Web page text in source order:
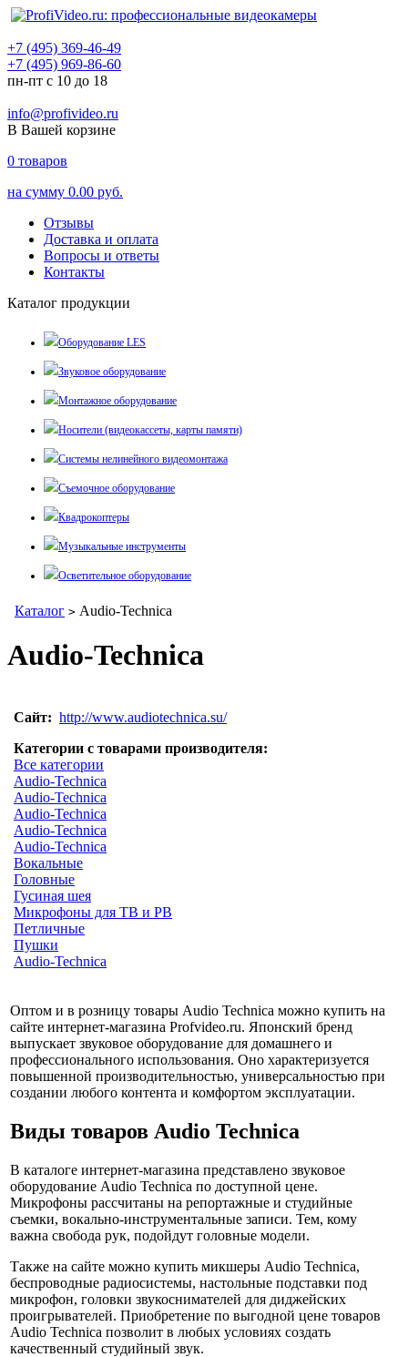
+7 (495) 369-46-49
+7 (495) 969-86-60
пн-пт с 10 до 18
info@profivideo.ru
В Вашей корзине
0 товаров
на сумму 0.00 руб.
Отзывы
Доставка и оплата
Вопросы и ответы
Контакты
Каталог продукции
Оборудование LES
Звуковое оборудование
Монтажное оборудование
Носители (видеокассеты, карты памяти)
Системы нелинейного видеомонтажа
Съемочное оборудование
Квадрокоптеры
Музыкальные инструменты
Осветительное оборудование
Каталог > Audio-Technica
Audio-Technica
Сайт: http://www.audiotechnica.su/
Категории с товарами производителя:
Все категории
Audio-Technica
Audio-Technica
Audio-Technica
Audio-Technica
Audio-Technica
Вокальные
Головные
Гусиная шея
Микрофоны для ТВ и РВ
Петличные
Пушки
Audio-Technica
Оптом и в розницу товары Audio Technica можно купить на
сайте интернет-магазина Profvideo.ru. Японский бренд
выпускает звуковое оборудование для домашнего и
профессионального использования. Оно характеризуется
повышенной производительностью, универсальностью при
создании любого контента и комфортом эксплуатации.
Виды товаров Audio Technica
В каталоге интернет-магазина представлено звуковое
оборудование Audio Technica по доступной цене.
Микрофоны рассчитаны на репортажные и студийные
съемки, вокально-инструментальные записи. Тем, кому
важна свобода рук, подойдут головные модели.
Также на сайте можно купить микшеры Audio Technica,
беспроводные радиосистемы, настольные подставки под
микрофон, головки звукоснимателей для диджейских
проигрывателей. Приобретение по выгодной цене товаров
Audio Technica позволит в любых условиях создать
качественный студийный звук.